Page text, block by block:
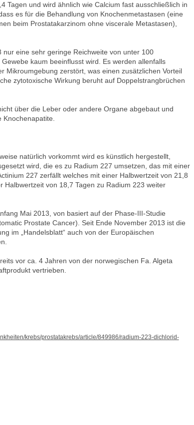
Tagen und wird ähnlich wie Calcium fast ausschließlich in
es für die Behandlung von Knochenmetastasen (eine
beim Prostatakarzinom ohne viscerale Metastasen),
nur eine sehr geringe Reichweite von unter 100
kaum beeinflusst wird. Es werden allenfalls
Mikroumgebung zerstört, was einen zusätzlichen Vorteil
zytotoxische Wirkung beruht auf Doppelstrangbrüchen
über die Leber oder andere Organe abgebaut und
natürlich vorkommt wird es künstlich hergestellt,
wird, die es zu Radium 227 umsetzen, das mit einer
227 zerfällt welches mit einer Halbwertzeit von 21,8
Halbwertzeit von 18,7 Tagen zu Radium 223 weiter
Mai 2013, von basiert auf der Phase-III-Studie
Prostate Cancer). Seit Ende November 2013 ist die
im „Handelsblatt“ auch von der Europäischen
vor ca. 4 Jahren von der norwegischen Fa. Algeta
vertrieben.
krebs/prostatakrebs/article/849986/radium-223-dichlorid-